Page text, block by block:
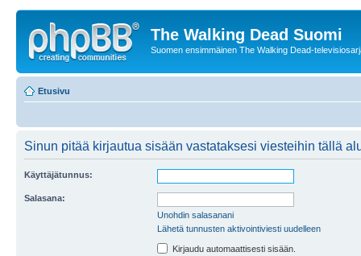
The Walking Dead Suomi
Suomen ensimmäinen The Walking Dead-
Etusivu
Sinun pitää kirjautua sisään vastataksesi viesteihin tällä
Käyttäjätunnus:
Salasana:
Unohdin salasanani
Lähetä tunnusten aktivointiviesti uudelleen
Kirjaudu automaattisesti sisään.